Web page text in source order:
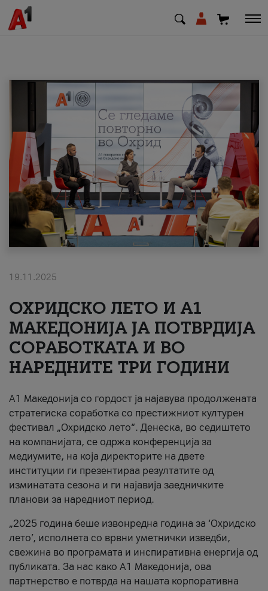
МК SQ
Приватни Деловни
Поддршка
Надополни кредит
#ПодобарОнлајн
19.11.2025
ОХРИДСКО ЛЕТО И A1
МАКЕДОНИЈА ЈА ПОТВРДИЈА
СОРАБОТКАТА И ВО
НАРЕДНИТЕ ТРИ ГОДИНИ
A1 Македонија со гордост ја најавува продолжената
стратегиска соработка со престижниот културен
фестивал „Охридско лето“. Денеска, во седиштето
на компанијата, се одржа конференција за
медиумите, на која директорите на двете
институции ги презентираа резултатите од
изминатата сезона и ги најавија заедничките
планови за наредниот период.
„2025 година беше извонредна година за ‘Охридско
лето’, исполнета со врвни уметнички изведби,
свежина во програмата и инспиративна енергија од
публиката. За нас како A1 Македонија, ова
партнерство е потврда на нашата корпоративна